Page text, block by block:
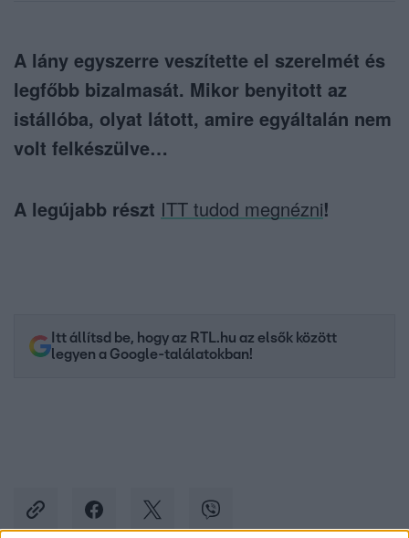
A lány egyszerre veszítette el szerelmét és
legfőbb bizalmasát. Mikor benyitott az
istállóba, olyat látott, amire egyáltalán nem
volt felkészülve…
A legújabb részt ITT tudod megnézni!
Itt állítsd be, hogy az RTL.hu az elsők között
legyen a Google-találatokban!